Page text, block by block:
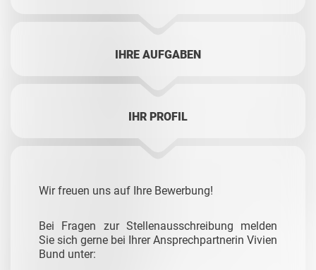
IHRE AUFGABEN
IHR PROFIL
Wir freuen uns auf Ihre Bewerbung!
Bei Fragen zur Stellenausschreibung melden
Sie sich gerne bei Ihrer Ansprechpartnerin Vivien
Bund unter: